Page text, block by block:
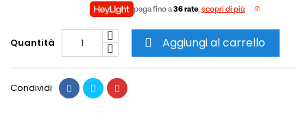
paga fino a36 rate, scopri di più
Quantità  Aggiungi al carrello
Condividi